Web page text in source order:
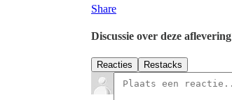
Share
Discussie over deze aflevering
Reacties Restacks